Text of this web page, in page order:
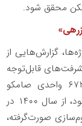
محقق شود.
گزارش‌هایی از
قابل‌توجه
در این منطقه است. وی در خصوص پروژه ۶۷۲ واحدی صامکو
(مهرگان) گفت: این پروژه که سال‌ها راکد مانده بود، از سال ۱۴۰۰ در
صورت‌گرفته،